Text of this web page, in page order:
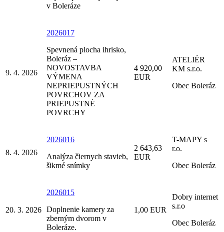
v Boleráze
9. 4. 2026
2026017
Spevnená plocha ihrisko,
Boleráz –
NOVOSTAVBA
VÝMENA
NEPRIEPUSTNÝCH
POVRCHOV ZA
PRIEPUSTNÉ
POVRCHY
4 920,00
EUR
ATELIÉR
KM s.r.o.
Obec Boleráz
8. 4. 2026
2026016
Analýza čiernych stavieb,
šikmé snímky
2 643,63
EUR
T-MAPY s
r.o.
Obec Boleráz
20. 3. 2026
2026015
Doplnenie kamery za
zberným dvorom v
Boleráze.
1,00 EUR
Dobry internet
s.r.o
Obec Boleráz